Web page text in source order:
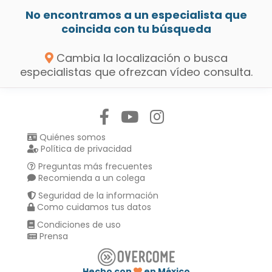
No encontramos a un especialista que
coincida con tu búsqueda
Cambia la localización o busca
especialistas que ofrezcan vídeo consulta.
Quiénes somos
Política de privacidad
Preguntas más frecuentes
Recomienda a un colega
Seguridad de la información
Como cuidamos tus datos
Condiciones de uso
Prensa